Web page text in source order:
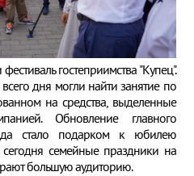
гостеприимства "Купец".
дня могли найти занятие по
на средства, выделенные
Обновление главного
стало подарком к юбилею
семейные праздники на
большую аудиторию.